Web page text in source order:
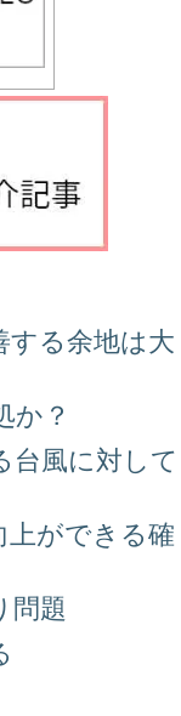
する余地は大
か？
台風に対して
上ができる確
問題